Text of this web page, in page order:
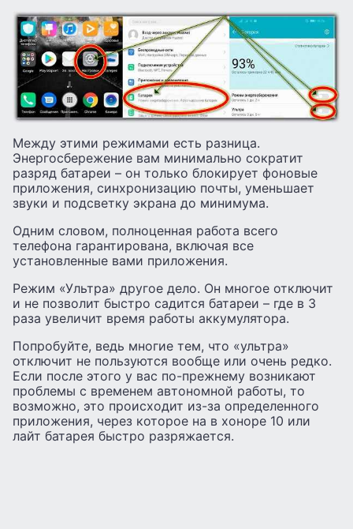
Между этими режимами есть разница.
Энергосбережение вам минимально сократит
разряд батареи – он только блокирует фоновые
приложения, синхронизацию почты, уменьшает
звуки и подсветку экрана до минимума.
Одним словом, полноценная работа всего
телефона гарантирована, включая все
установленные вами приложения.
Режим «Ультра» другое дело. Он многое отключит
и не позволит быстро садится батареи – где в 3
раза увеличит время работы аккумулятора.
Попробуйте, ведь многие тем, что «ультра»
отключит не пользуются вообще или очень редко.
Если после этого у вас по-прежнему возникают
проблемы с временем автономной работы, то
возможно, это происходит из-за определенного
приложения, через которое на в хоноре 10 или
лайт батарея быстро разряжается.